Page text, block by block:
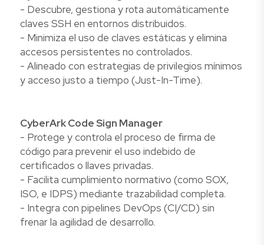
- Descubre, gestiona y rota automáticamente
claves SSH en entornos distribuidos.
- Minimiza el uso de claves estáticas y elimina
accesos persistentes no controlados.
- Alineado con estrategias de privilegios mínimos
y acceso justo a tiempo (Just-In-Time).
CyberArk Code Sign Manager
- Protege y controla el proceso de firma de
código para prevenir el uso indebido de
certificados o llaves privadas.
- Facilita cumplimiento normativo (como SOX,
ISO, e IDPS) mediante trazabilidad completa.
- Integra con pipelines DevOps (CI/CD) sin
frenar la agilidad de desarrollo.